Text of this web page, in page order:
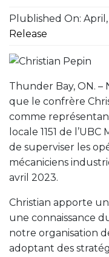
Plublished On: April,
Release
Thunder Bay, ON. –
que le confrère
comme
locale 1151 de
de superviser les
mécaniciens
avril 2023.
Christian apporte
une connaissance
notre organisation
adoptant des